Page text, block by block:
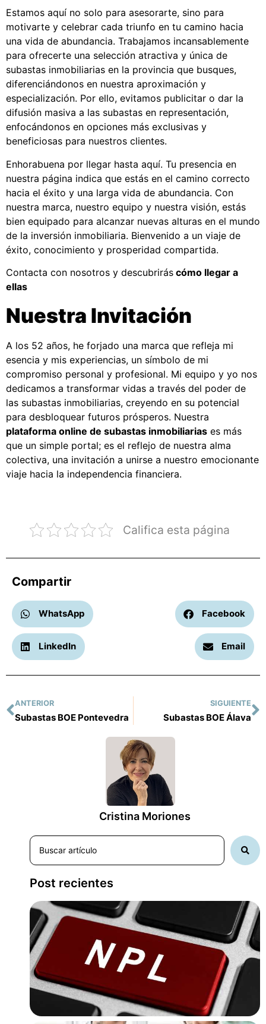
Estamos aquí no solo para asesorarte, sino para
motivarte y celebrar cada triunfo en tu camino hacia
una vida de abundancia. Trabajamos incansablemente
para ofrecerte una selección atractiva y única de
subastas inmobiliarias en la provincia que busques,
diferenciándonos en nuestra aproximación y
especialización. Por ello, evitamos publicitar o dar la
difusión masiva a las subastas en representación,
enfocándonos en opciones más exclusivas y
beneficiosas para nuestros clientes.
Enhorabuena por llegar hasta aquí. Tu presencia en
nuestra página indica que estás en el camino correcto
hacia el éxito y una larga vida de abundancia. Con
nuestra marca, nuestro equipo y nuestra visión, estás
bien equipado para alcanzar nuevas alturas en el mundo
de la inversión inmobiliaria. Bienvenido a un viaje de
éxito, conocimiento y prosperidad compartida.
Contacta con nosotros y descubrirás cómo llegar a
ellas
Nuestra Invitación
A los 52 años, he forjado una marca que refleja mi
esencia y mis experiencias, un símbolo de mi
compromiso personal y profesional. Mi equipo y yo nos
dedicamos a transformar vidas a través del poder de
las subastas inmobiliarias, creyendo en su potencial
para desbloquear futuros prósperos. Nuestra
plataforma online de subastas inmobiliarias es más
que un simple portal; es el reflejo de nuestra alma
colectiva, una invitación a unirse a nuestro emocionante
viaje hacia la independencia financiera.
Califica esta página
Compartir
WhatsApp Facebook
LinkedIn Email
ANTERIOR
Subastas BOE Pontevedra
SIGUIENTE
Subastas BOE Álava
Cristina Moriones
Post recientes